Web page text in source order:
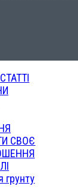
СВОЄ
грунту